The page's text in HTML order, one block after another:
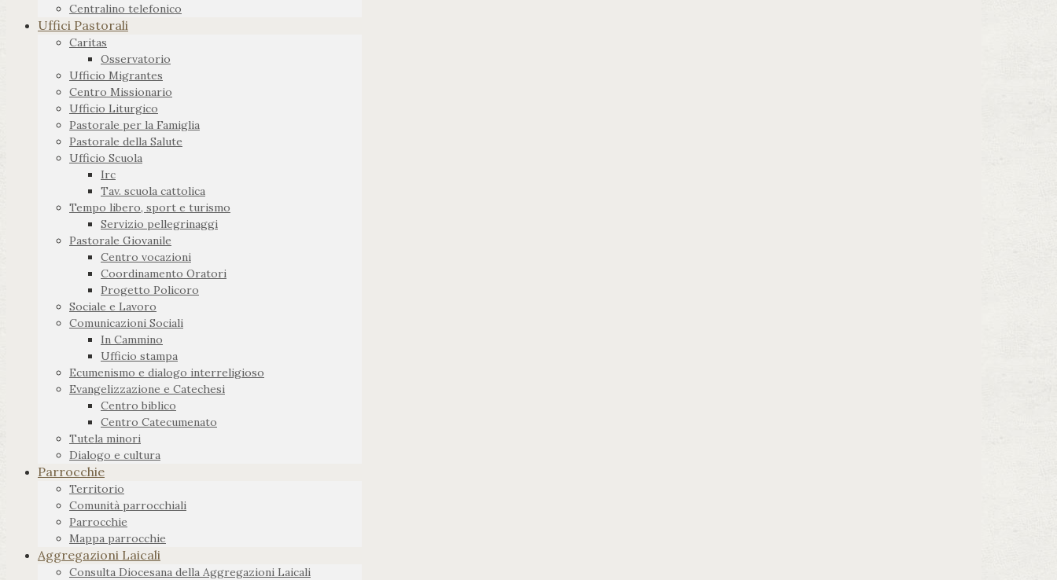
Centralino telefonico
Uffici Pastorali
Caritas
Osservatorio
Ufficio Migrantes
Centro Missionario
Ufficio Liturgico
Pastorale per la Famiglia
Pastorale della Salute
Ufficio Scuola
Irc
Tav. scuola cattolica
Tempo libero, sport e turismo
Servizio pellegrinaggi
Pastorale Giovanile
Centro vocazioni
Coordinamento Oratori
Progetto Policoro
Sociale e Lavoro
Comunicazioni Sociali
In Cammino
Ufficio stampa
Ecumenismo e dialogo interreligioso
Evangelizzazione e Catechesi
Centro biblico
Centro Catecumenato
Tutela minori
Dialogo e cultura
Parrocchie
Territorio
Comunità parrocchiali
Parrocchie
Mappa parrocchie
Aggregazioni Laicali
Consulta Diocesana della Aggregazioni Laicali